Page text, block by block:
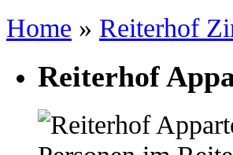
Home » Reiterhof
Reiterhof